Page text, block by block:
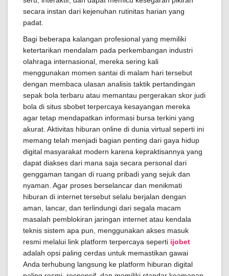
secara instan dari kejenuhan rutinitas harian yang
padat.
Bagi beberapa kalangan profesional yang memiliki
ketertarikan mendalam pada perkembangan industri
olahraga internasional, mereka sering kali
menggunakan momen santai di malam hari tersebut
dengan membaca ulasan analisis taktik pertandingan
sepak bola terbaru atau memantau pergerakan skor judi
bola di situs sbobet terpercaya kesayangan mereka
agar tetap mendapatkan informasi bursa terkini yang
akurat. Aktivitas hiburan online di dunia virtual seperti ini
memang telah menjadi bagian penting dari gaya hidup
digital masyarakat modern karena kepraktisannya yang
dapat diakses dari mana saja secara personal dari
genggaman tangan di ruang pribadi yang sejuk dan
nyaman. Agar proses berselancar dan menikmati
hiburan di internet tersebut selalu berjalan dengan
aman, lancar, dan terlindungi dari segala macam
masalah pemblokiran jaringan internet atau kendala
teknis sistem apa pun, menggunakan akses masuk
resmi melalui link platform terpercaya seperti ijobet
adalah opsi paling cerdas untuk memastikan gawai
Anda terhubung langsung ke platform hiburan digital